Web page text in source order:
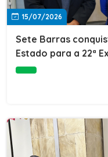
15/07/2026
Sete Barras
Estado para a 22ª